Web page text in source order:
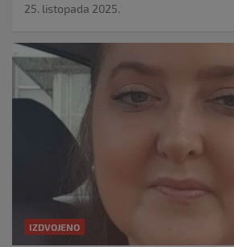
25. listopada 2025.
IZDVOJENO